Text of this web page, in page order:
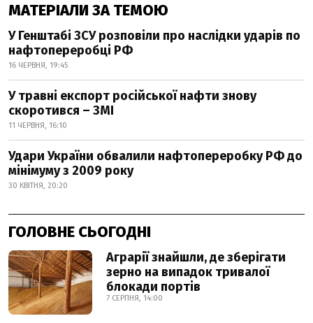
МАТЕРІАЛИ ЗА ТЕМОЮ
У Генштабі ЗСУ розповіли про наслідки ударів по
нафтопереробці РФ
16 ЧЕРВНЯ, 19:45
У травні експорт російської нафти знову
скоротився – ЗМІ
11 ЧЕРВНЯ, 16:10
Удари України обвалили нафтопереробку РФ до
мінімуму з 2009 року
30 КВІТНЯ, 20:20
ГОЛОВНЕ СЬОГОДНІ
Аграрії знайшли, де зберігати
зерно на випадок тривалої
блокади портів
7 СЕРПНЯ, 14:00